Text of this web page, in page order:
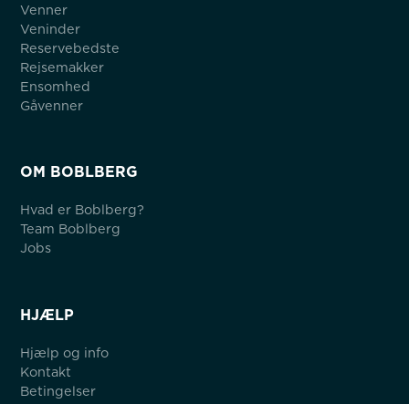
Venner
Veninder
Reservebedste
Rejsemakker
Ensomhed
Gåvenner
OM BOBLBERG
Hvad er Boblberg?
Team Boblberg
Jobs
HJÆLP
Hjælp og info
Kontakt
Betingelser